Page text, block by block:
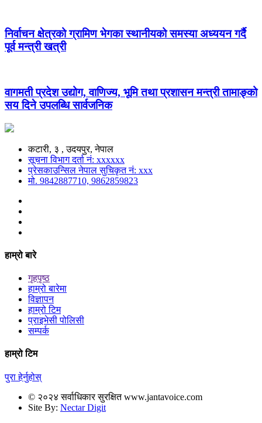
निर्वाचन क्षेत्रको ग्रामिण भेगका स्थानीयको समस्या अध्ययन गर्दै
पूर्व मन्त्री खत्री
वागमती प्रदेश उद्योग, वाणिज्य, भूमि तथा प्रशासन मन्त्री तामाङ्को
सय दिने उपलब्धि सार्वजनिक
कटारी, ३ , उदयपुर, नेपाल
सूचना विभाग दर्ता नं: xxxxxx
प्रेसकाउन्सिल नेपाल सुचिकृत नं: xxx
मो. 9842887710, 9862859823
हाम्रो बारे
गृहपृष्ठ
हाम्रो बारेमा
विज्ञापन
हाम्रो टिम
प्राइभेसी पोलिसी
सम्पर्क
हाम्रो टिम
पुरा हेर्नुहोस्
© २०२४ सर्वाधिकार सुरक्षित www.jantavoice.com
Site By: Nectar Digit